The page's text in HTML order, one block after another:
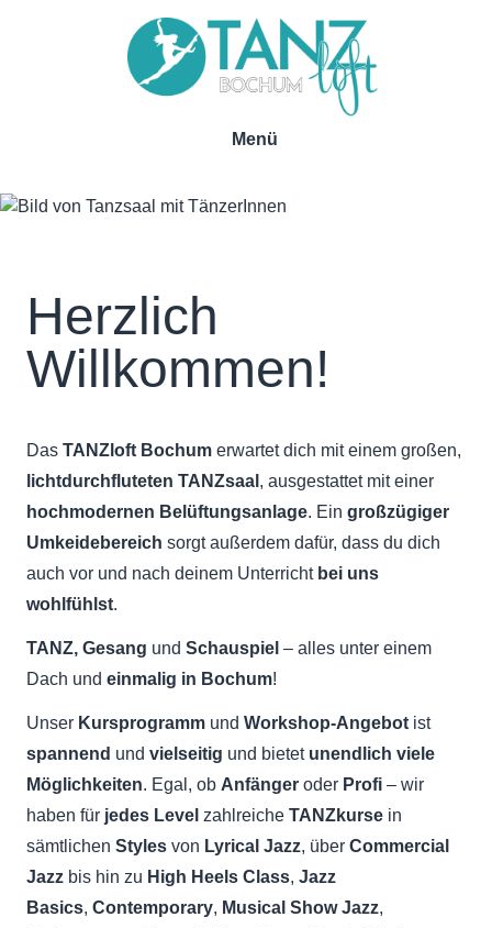
zum
navigation
Menü
Herzlich
Willkommen!
Das TANZloft Bochum erwartet dich mit einem großen,
lichtdurchfluteten TANZsaal , ausgestattet mit einer
hochmodernen Belüftungsanlage. Ein großzügiger
Umkeidebereich sorgt außerdem dafür, dass du dich
auch vor und nach deinem Unterricht bei uns
wohlfühlst.
TANZ, Gesang und Schauspiel – alles unter einem
Dach und einmalig in Bochum!
Unser Kursprogramm und Workshop-Angebot ist
spannend und vielseitig und bietet unendlich viele
Möglichkeiten. Egal, ob Anfänger oder Profi – wir
haben für jedes Level zahlreiche TANZkurse in
sämtlichen Styles von Lyrical Jazz, über Commercial
Jazz bis hin zu High Heels Class, Jazz
Basics, Contemporary, Musical Show Jazz,